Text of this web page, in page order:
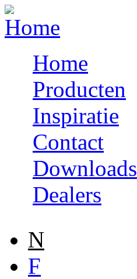
Skip to navigation
Skip to main content
Home
Producten
Inspiratie
Contact
Downloads
Dealers
N
F